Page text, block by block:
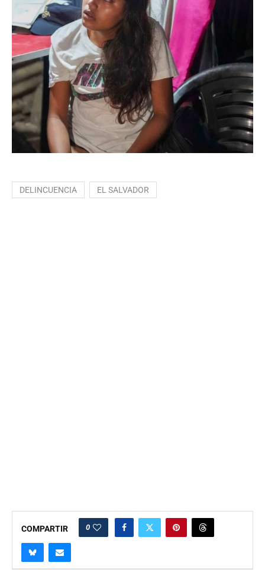
DELINCUENCIA EL SALVADOR
COMPARTIR 0